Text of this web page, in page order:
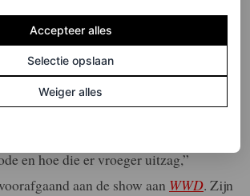
show
gekeken naar de geschiedenis van de
en hoe die er vroeger uitzag,”
aan de show aan WWD. Zijn
Accepteer alles
Selectie opslaan
Weiger alles